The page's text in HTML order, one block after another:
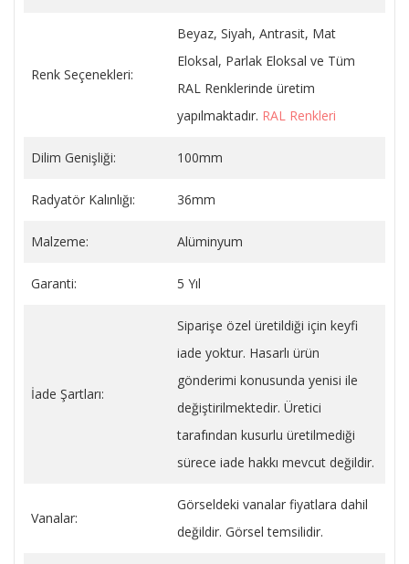
Renk Seçenekleri:
Beyaz, Siyah, Antrasit, Mat
Eloksal, Parlak Eloksal ve Tüm
RAL Renklerinde üretim
yapılmaktadır. RAL Renkleri
Dilim Genişliği: 100mm
Radyatör Kalınlığı: 36mm
Malzeme: Alüminyum
Garanti: 5 Yıl
İade Şartları:
Siparişe özel üretildiği için keyfi
iade yoktur. Hasarlı ürün
gönderimi konusunda yenisi ile
değiştirilmektedir. Üretici
tarafından kusurlu üretilmediği
sürece iade hakkı mevcut değildir.
Vanalar:
Görseldeki vanalar fiyatlara dahil
değildir. Görsel temsilidir.